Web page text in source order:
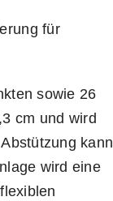
für
sowie 26
cm und wird
kann
wird eine